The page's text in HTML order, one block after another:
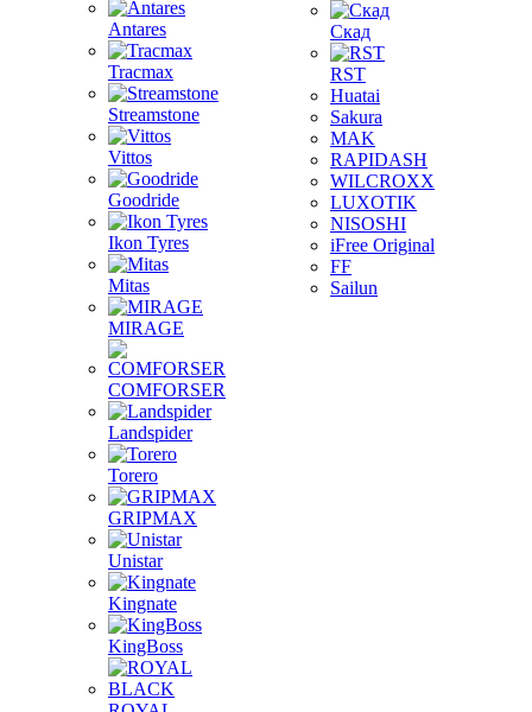
Antares
Tracmax
Streamstone
Vittos
Goodride
Ikon Tyres
Mitas
MIRAGE
COMFORSER
Landspider
Torero
GRIPMAX
Unistar
Kingnate
KingBoss
Скад
RST
Huatai
Sakura
MAK
RAPIDASH
WILCROXX
LUXOTIK
NISOSHI
iFree Original
FF
Sailun